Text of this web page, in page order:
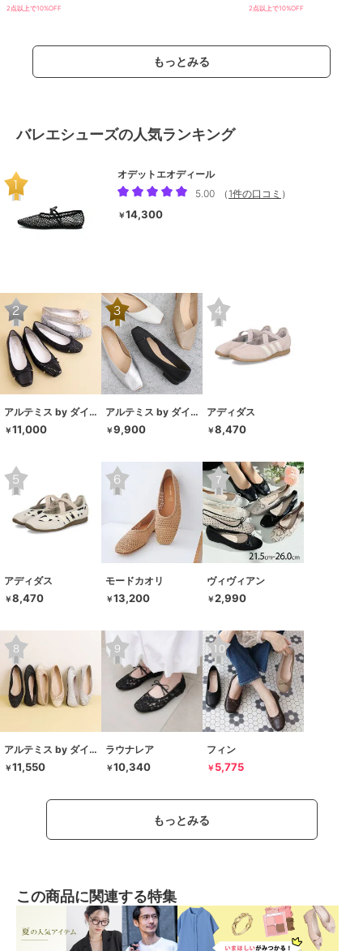
2点以上で10%OFF 2点以上で10%OFF
もっとみる
バレエシューズの人気ランキング
オデットエオディール
5.00
（ 1件の口コミ ）
￥14,300
アルテミス by ダイアナ
￥11,000
アルテミス by ダイアナ
￥9,900
アディダス
￥8,470
アディダス
￥8,470
モードカオリ
￥13,200
ヴィヴィアン
￥2,990
アルテミス by ダイアナ
￥11,550
ラウナレア
￥10,340
フィン
￥ 5,775
もっとみる
この商品に関連する特集